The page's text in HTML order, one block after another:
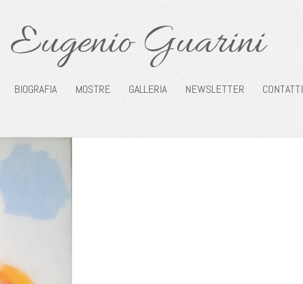
Eugenio Guarini
BIOGRAFIA MOSTRE GALLERIA NEWSLETTER CONTATTI